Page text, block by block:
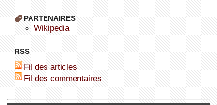
PARTENAIRES
wikipedia
RSS
Fil des articles
Fil des commentaires